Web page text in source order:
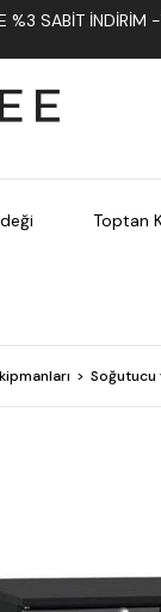
%3 SABIT İNDIRIM
Toptan